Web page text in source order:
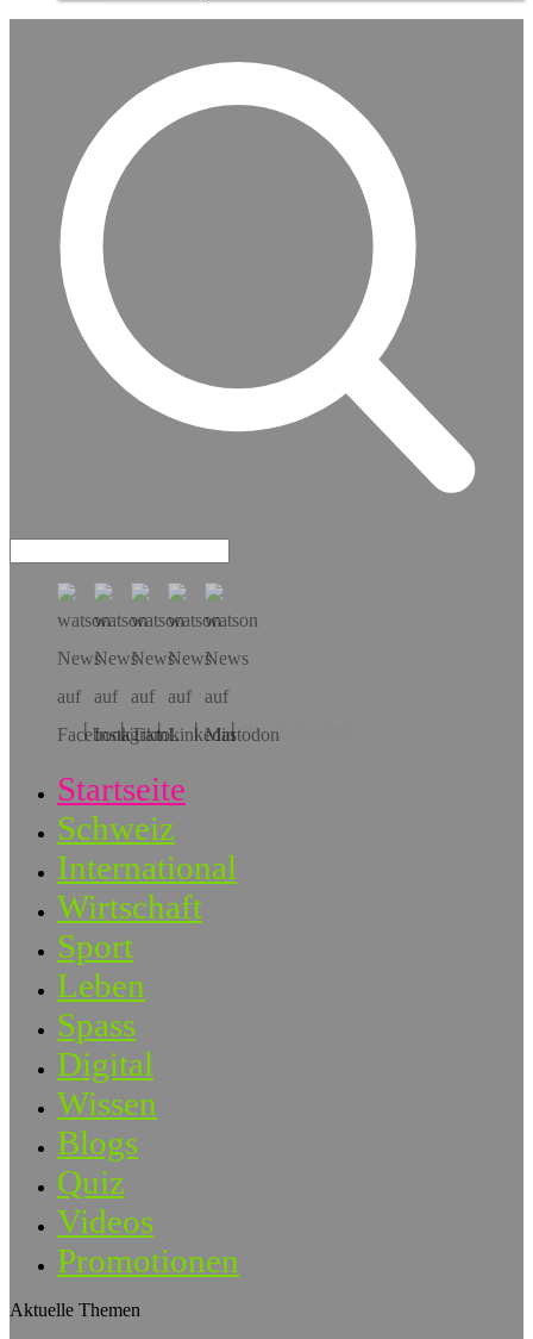
Hol dir die App!
Startseite
Schweiz
International
Wirtschaft
Sport
Leben
Spass
Digital
Wissen
Blogs
Quiz
Videos
Promotionen
Aktuelle Themen